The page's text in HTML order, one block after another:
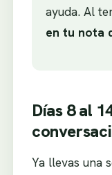
ayuda. Al
en tu nota
Días 8 al
Ya llevas una